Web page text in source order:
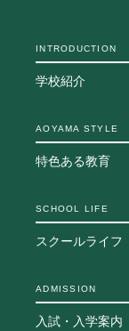
INTRODUCTION
学校紹介
AOYAMA STYLE
特色ある教育
SCHOOL LIFE
スクールライフ
ADMISSION
入試・入学案内